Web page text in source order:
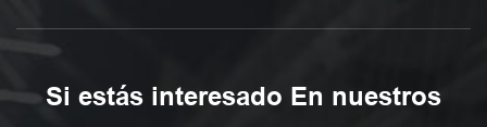
Si estás interesado En nuestros